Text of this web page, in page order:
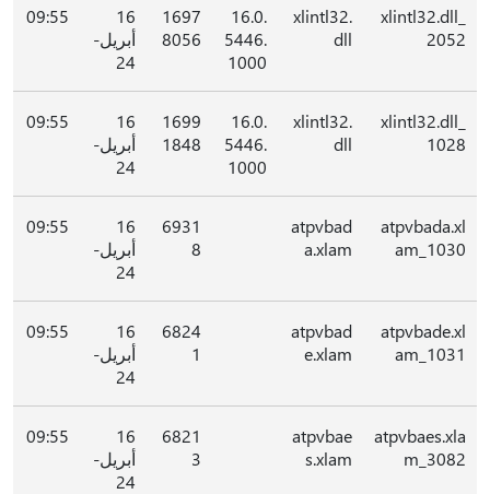
xlintl32.dll_
2052
xlintl32.
dll
16.0.
5446.
1000
1697
8056
16
أبريل-
24
09:55
xlintl32.dll_
1028
xlintl32.
dll
16.0.
5446.
1000
1699
1848
16
أبريل-
24
09:55
atpvbada.xl
am_1030
atpvbad
a.xlam
6931
8
16
أبريل-
24
09:55
atpvbade.xl
am_1031
atpvbad
e.xlam
6824
1
16
أبريل-
24
09:55
atpvbaes.xla
m_3082
atpvbae
s.xlam
6821
3
16
أبريل-
24
09:55